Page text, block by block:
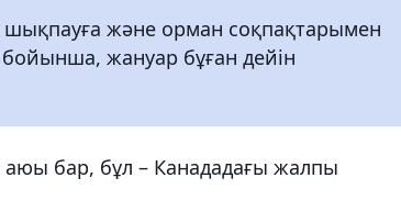
шықпауға және орман соқпақтарымен
жануар бұған дейін
бар, бұл – Канададағы жалпы